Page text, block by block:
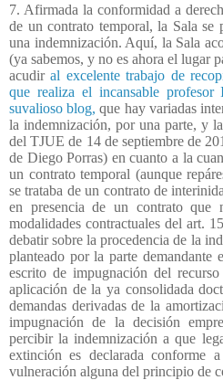
7. Afirmada la conformidad a
de un contrato temporal, la Sala se
una indemnización. Aquí, la Sala
(ya sabemos, y no es ahora el lugar
acudiral excelente trabajo de
que realiza el incansable
suvalioso blog, que hay variadas
la indemnización, por una parte, y
del TJUE de 14 de septiembre de
de Diego Porras) en cuanto a la
un contrato temporal (aunque
se trataba de un contrato de
en presencia de un contrato que
modalidades contractuales del art.
debatir sobre la procedencia de la
planteado por la parte demandante
escrito de impugnación del
aplicación de la ya consolidada
demandas derivadas de la
impugnación de la decisión
percibir la indemnización a que
extinción es declarada conforme
vulneración alguna del principio de